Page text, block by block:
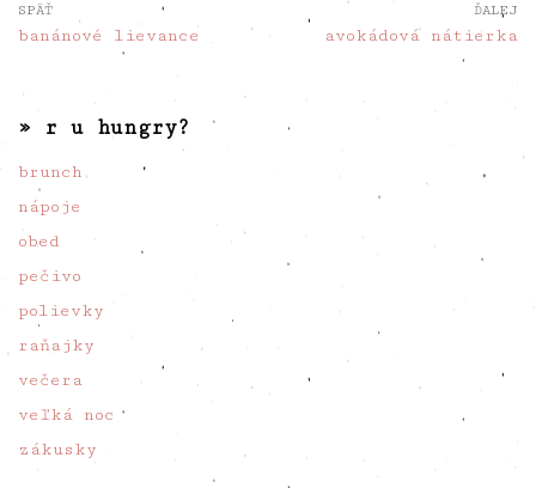
SPÄŤ
banánové lievance
ĎALEJ
avokádová nátierka
» r u hungry?
brunch
nápoje
obed
pečivo
polievky
raňajky
večera
veľká noc
zákusky